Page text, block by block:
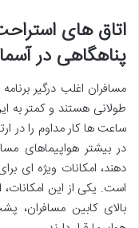
اتاق های
پناهگاهی در
مسافران اغلب درگیر
طولانی هستند و کمتر به
ساعت ها کار مداوم را در
در بیشتر هواپیماهای
دهند، امکانات ویژه ای
است. یکی از این
بالای کابین مسافران،